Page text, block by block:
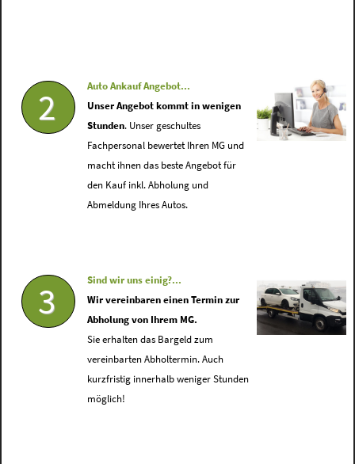
2
Auto Ankauf Angebot...
Unser Angebot kommt in wenigen
Stunden. Unser geschultes
Fachpersonal bewertet Ihren MG und
macht ihnen das beste Angebot für
den Kauf inkl. Abholung und
Abmeldung Ihres Autos.
3
Sind wir uns einig?...
Wir vereinbaren einen Termin zur
Abholung von Ihrem MG.
Sie erhalten das Bargeld zum
vereinbarten Abholtermin. Auch
kurzfristig innerhalb weniger Stunden
möglich!